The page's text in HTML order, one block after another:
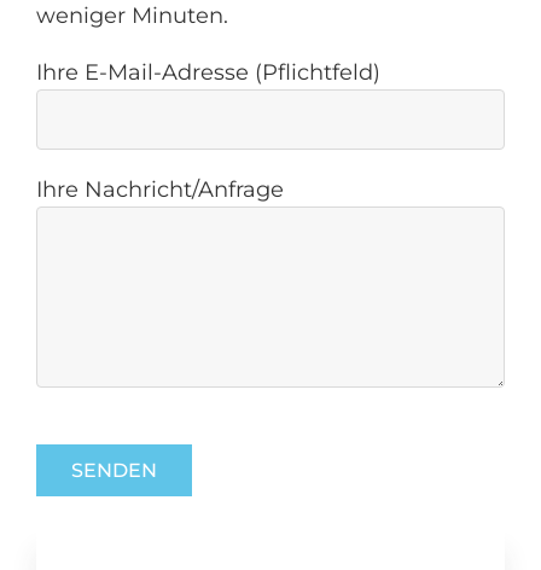
weniger Minuten.
Ihre E-Mail-Adresse (Pflichtfeld)
Ihre Nachricht/Anfrage